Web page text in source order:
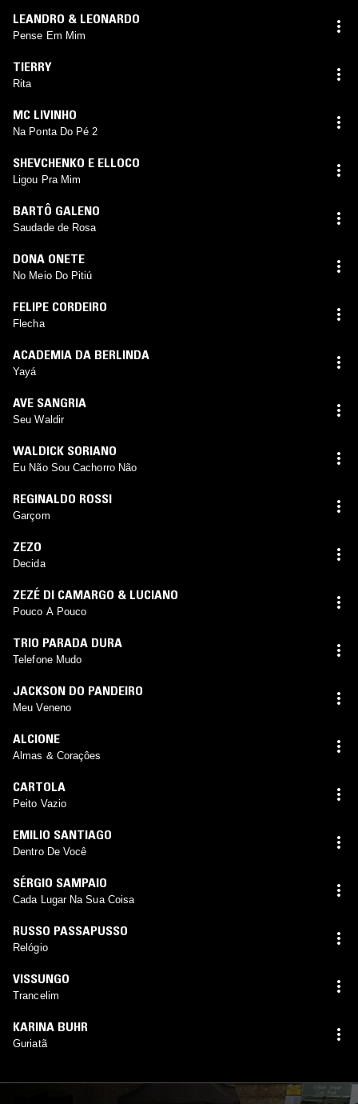
LEANDRO & LEONARDO
Pense Em Mim
TIERRY
Rita
MC LIVINHO
Na Ponta Do Pé 2
SHEVCHENKO E ELLOCO
Ligou Pra Mim
BARTÔ GALENO
Saudade de Rosa
DONA ONETE
No Meio Do Pitiú
FELIPE CORDEIRO
Flecha
ACADEMIA DA BERLINDA
Yayá
AVE SANGRIA
Seu Waldir
WALDICK SORIANO
Eu Não Sou Cachorro Não
REGINALDO ROSSI
Garçom
ZEZO
Decida
ZEZÉ DI CAMARGO & LUCIANO
Pouco A Pouco
TRIO PARADA DURA
Telefone Mudo
JACKSON DO PANDEIRO
Meu Veneno
ALCIONE
Almas & Coraçôes
CARTOLA
Peito Vazio
EMILIO SANTIAGO
Dentro De Você
SÉRGIO SAMPAIO
Cada Lugar Na Sua Coisa
RUSSO PASSAPUSSO
Relógio
VISSUNGO
Trancelim
KARINA BUHR
Guriatã